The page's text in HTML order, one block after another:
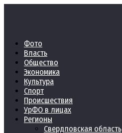
Фото
Власть
Общество
Экономика
Культура
Спорт
Происшествия
УрФО в лицах
Регионы
Свердловская область